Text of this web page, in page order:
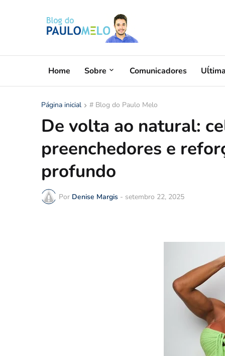
Home Sobre Comunicadores
Página inicial # Blog do Paulo Melo
De volta ao natural:
preenchedores e
profundo
Por Denise Margis - setembro 22, 2025